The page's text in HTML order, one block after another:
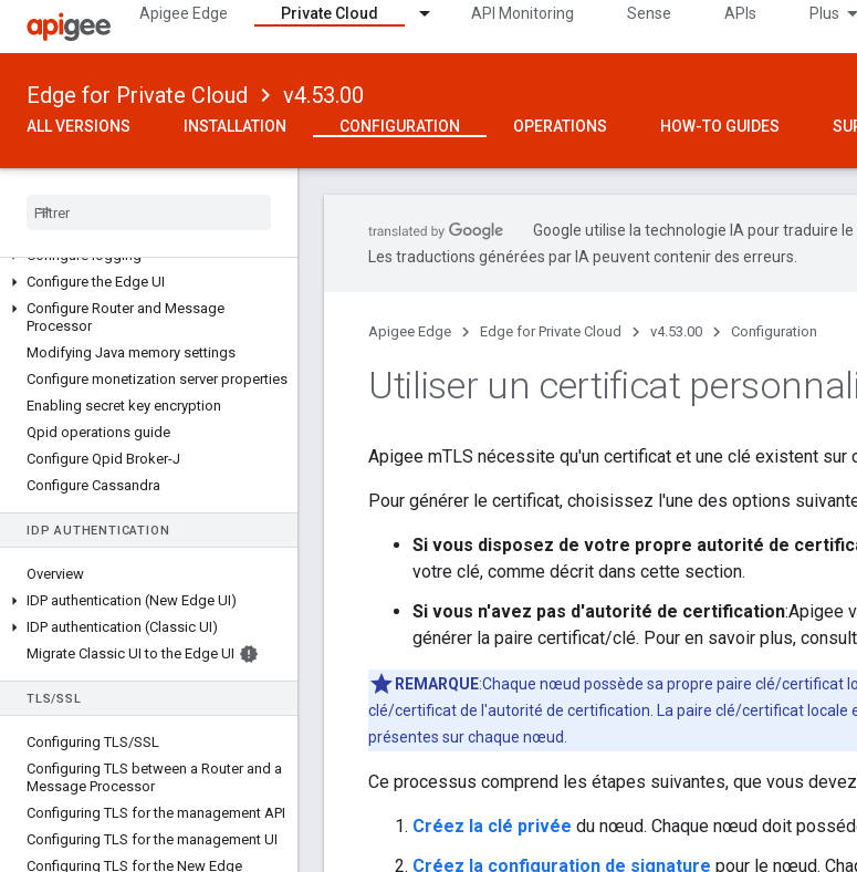
Apigee Edge Private Cloud API Monitoring Sense APIs Plus
Edge for Private Cloud v4.53.00
ALL VERSIONS INSTALLATION CONFIGURATION OPERATIONS HOW-TO GUIDES
hosts
Nginx 1.26 changes
installation process
Configure logging
Configure the Edge UI
Configure Router and Message
Processor
Modifying Java memory settings
Configure monetization server properties
Enabling secret key encryption
Qpid operations guide
Configure Qpid Broker-J
Configure Cassandra
IDP AUTHENTICATION
Overview
IDP authentication (New Edge UI)
IDP authentication (Classic UI)
Migrate Classic UI to the Edge UI
TLS/SSL
Configuring TLS/SSL
Configuring TLS between a Router and a
Message Processor
Configuring TLS for the management API
Configuring TLS for the management UI
Configuring TLS for the New Edge
Google utilise la technologie IA pour traduire
Les traductions générées par IA peuvent contenir des erreurs.
Apigee Edge Edge for Private Cloud v4.53.00 Configuration
Utiliser un certificat
Apigee mTLS nécessite qu'un certificat et une clé existent sur
Pour générer le certificat, choisissez l'une des options
Si vous disposez de votre propre autorité de
votre clé, comme décrit dans cette section.
Si vous n'avez pas d'autorité de certification:Apigee
générer la paire certificat/clé. Pour en savoir plus,
REMARQUE:Chaque nœud possède sa propre paire clé/certificat
clé/certificat de l'autorité de certification. La paire clé/certificat
présentes sur chaque nœud.
Ce processus comprend les étapes suivantes, que vous
Créez la clé privée du nœud. Chaque nœud doit
Créez la configuration de signature pour le nœud.